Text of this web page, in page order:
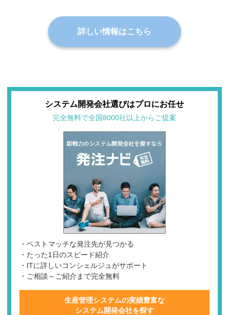
詳しい情報はこちら
システム開発会社選びはプロにお任せ
完全無料で全国8000社以上からご提案
・ベストマッチな発注先が見つかる
・たった1日のスピード紹介
・ITに詳しいコンシェルジュがサポート
・ご相談～ご紹介まで完全無料
生産管理システムの実績豊富な
システム開発会社を探す